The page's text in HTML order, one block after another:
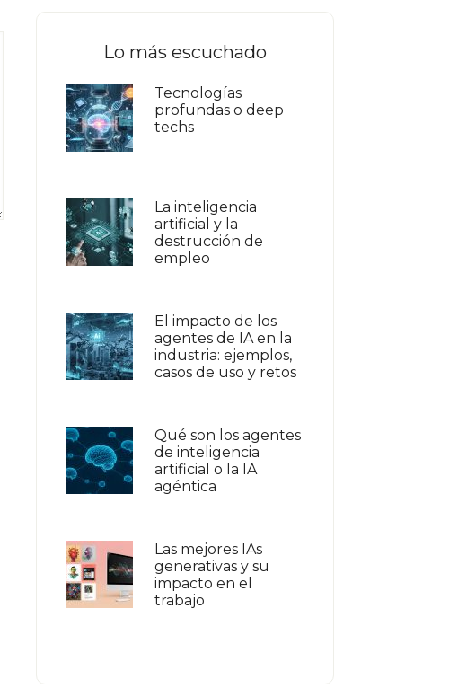
Lo más escuchado
Tecnologías
profundas o deep
techs
La inteligencia
artificial y la
destrucción de
empleo
El impacto de los
agentes de IA en la
industria: ejemplos,
casos de uso y retos
Qué son los agentes
de inteligencia
artificial o la IA
agéntica
Las mejores IAs
generativas y su
impacto en el
trabajo